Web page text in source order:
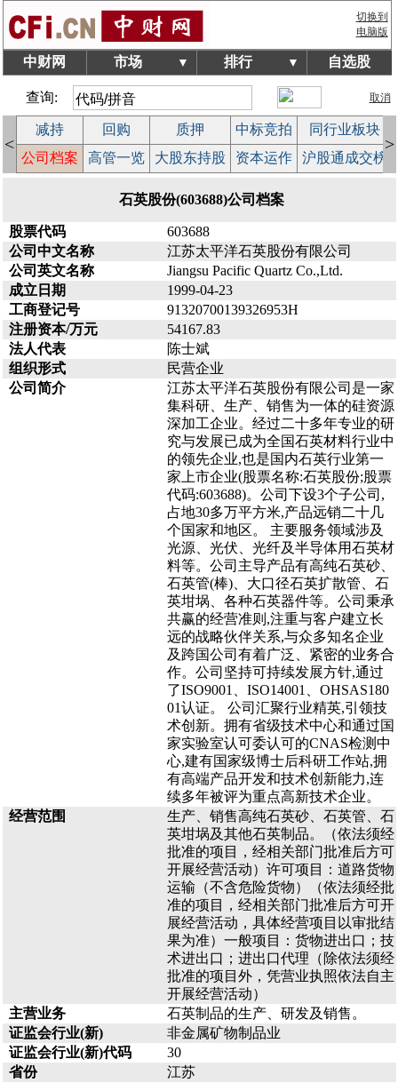
切换到
电脑版
中财网 市场 ▼ 排行 ▼ 自选股
查询: 取消
<
减持 回购 质押 中标竞拍
同行业板块
公司档案 高管一览 大股东持股 资本运作 沪股通成交榜
>
石英股份(603688)公司档案
股票代码
603688
公司中文名称
江苏太平洋石英股份有限公司
公司英文名称
Jiangsu Pacific Quartz Co.,Ltd.
成立日期
1999-04-23
工商登记号
91320700139326953H
注册资本/万元
54167.83
法人代表
陈士斌
组织形式
民营企业
公司简介
江苏太平洋石英股份有限公司是一家
集科研、生产、销售为一体的硅资源
深加工企业。经过二十多年专业的研
究与发展已成为全国石英材料行业中
的领先企业,也是国内石英行业第一
家上市企业(股票名称:石英股份;股票
代码:603688)。公司下设3个子公司,
占地30多万平方米,产品远销二十几
个国家和地区。 主要服务领域涉及
光源、光伏、光纤及半导体用石英材
料等。公司主导产品有高纯石英砂、
石英管(棒)、大口径石英扩散管、石
英坩埚、各种石英器件等。公司秉承
共赢的经营准则,注重与客户建立长
远的战略伙伴关系,与众多知名企业
及跨国公司有着广泛、紧密的业务合
作。公司坚持可持续发展方针,通过
了ISO9001、ISO14001、OHSAS180
01认证。 公司汇聚行业精英,引领技
术创新。拥有省级技术中心和通过国
家实验室认可委认可的CNAS检测中
心,建有国家级博士后科研工作站,拥
有高端产品开发和技术创新能力,连
续多年被评为重点高新技术企业。
经营范围
生产、销售高纯石英砂、石英管、石
英坩埚及其他石英制品。（依法须经
批准的项目，经相关部门批准后方可
开展经营活动）许可项目：道路货物
运输（不含危险货物）（依法须经批
准的项目，经相关部门批准后方可开
展经营活动，具体经营项目以审批结
果为准）一般项目：货物进出口；技
术进出口；进出口代理（除依法须经
批准的项目外，凭营业执照依法自主
开展经营活动）
主营业务
石英制品的生产、研发及销售。
证监会行业(新)
非金属矿物制品业
证监会行业(新)代码
30
省份
江苏